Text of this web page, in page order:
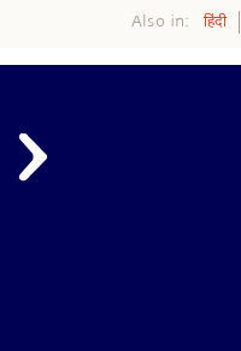
Also in: हिंदी